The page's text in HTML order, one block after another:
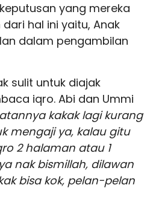
yang mereka
hal ini yaitu, Anak
dalam pengambilan
sulit untuk diajak
iqro. Abi dan Ummi
kakak lagi kurang
mengaji ya, kalau gitu
2 halaman atau 1
nak bismillah, dilawan
bisa kok, pelan-pelan